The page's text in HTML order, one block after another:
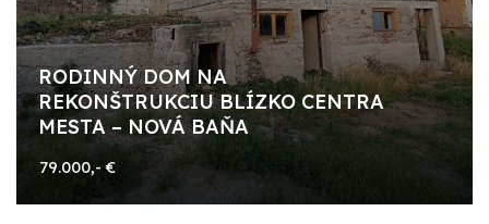
RODINNÝ DOM NA
REKONŠTRUKCIU BLÍZKO CENTRA
MESTA – NOVÁ BAŇA
79.000,- €